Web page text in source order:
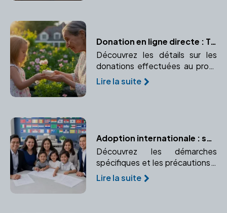
Donation en ligne directe : Tout ce que vous devez savoir
Découvrez les détails sur les
donations effectuées au profit
des descendants, avec leurs
implications fiscales. Apprenez
Lire la suite
Adoption internationale : spécificités et précautions
Découvrez les démarches
spécifiques et les précautions à
prendre pour une adoption à
l'étranger. Comprendre le rôle
Lire la suite